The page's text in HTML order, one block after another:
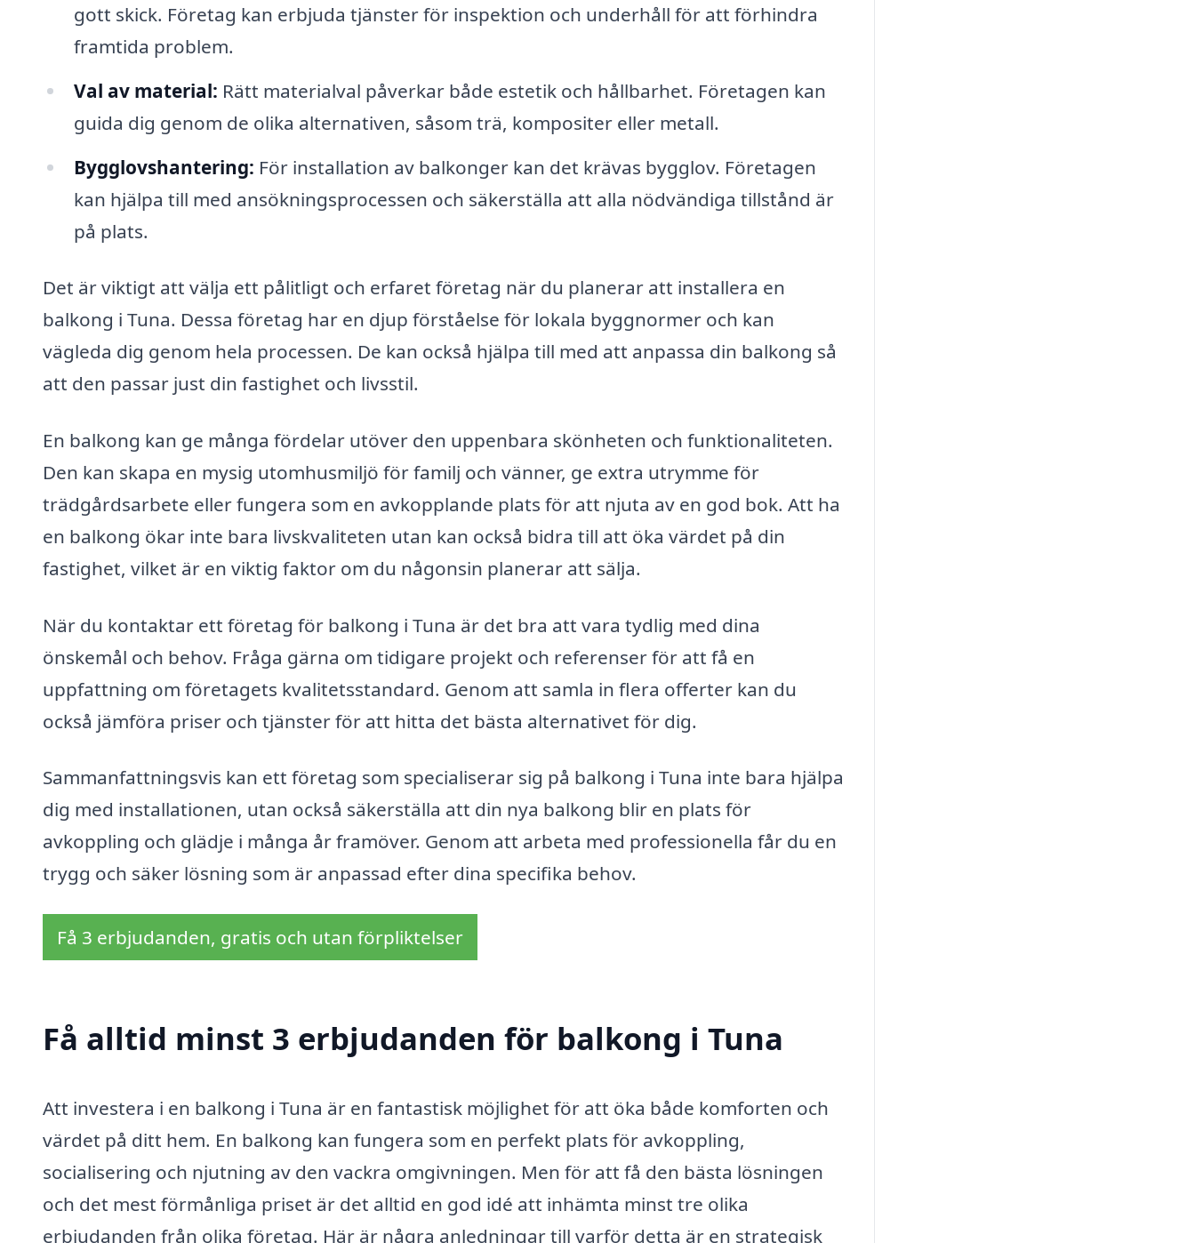
gott skick. Företag kan erbjuda tjänster för inspektion och underhåll för att förhindra
framtida problem.
Val av material: Rätt materialval påverkar både estetik och hållbarhet. Företagen kan
guida dig genom de olika alternativen, såsom trä, kompositer eller metall.
Bygglovshantering: För installation av balkonger kan det krävas bygglov. Företagen
kan hjälpa till med ansökningsprocessen och säkerställa att alla nödvändiga tillstånd är
på plats.
Det är viktigt att välja ett pålitligt och erfaret företag när du planerar att installera en
balkong i Tuna. Dessa företag har en djup förståelse för lokala byggnormer och kan
vägleda dig genom hela processen. De kan också hjälpa till med att anpassa din balkong så
att den passar just din fastighet och livsstil.
En balkong kan ge många fördelar utöver den uppenbara skönheten och funktionaliteten.
Den kan skapa en mysig utomhusmiljö för familj och vänner, ge extra utrymme för
trädgårdsarbete eller fungera som en avkopplande plats för att njuta av en god bok. Att ha
en balkong ökar inte bara livskvaliteten utan kan också bidra till att öka värdet på din
fastighet, vilket är en viktig faktor om du någonsin planerar att sälja.
När du kontaktar ett företag för balkong i Tuna är det bra att vara tydlig med dina
önskemål och behov. Fråga gärna om tidigare projekt och referenser för att få en
uppfattning om företagets kvalitetsstandard. Genom att samla in flera offerter kan du
också jämföra priser och tjänster för att hitta det bästa alternativet för dig.
Sammanfattningsvis kan ett företag som specialiserar sig på balkong i Tuna inte bara hjälpa
dig med installationen, utan också säkerställa att din nya balkong blir en plats för
avkoppling och glädje i många år framöver. Genom att arbeta med professionella får du en
trygg och säker lösning som är anpassad efter dina specifika behov.
Få 3 erbjudanden, gratis och utan förpliktelser
Få alltid minst 3 erbjudanden för balkong i Tuna
Att investera i en balkong i Tuna är en fantastisk möjlighet för att öka både komforten och
värdet på ditt hem. En balkong kan fungera som en perfekt plats för avkoppling,
socialisering och njutning av den vackra omgivningen. Men för att få den bästa lösningen
och det mest förmånliga priset är det alltid en god idé att inhämta minst tre olika
erbjudanden från olika företag. Här är några anledningar till varför detta är en strategisk